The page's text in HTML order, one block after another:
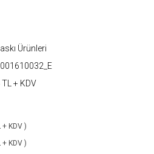
Ürünleri
+ KDV
KDV )
KDV )